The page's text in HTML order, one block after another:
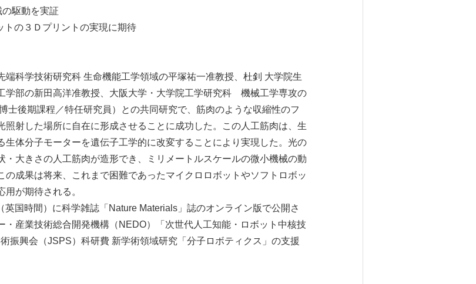
駆動を実証
トの３Ｄプリントの実現に期待
科学技術研究科 生命機能工学領域の平塚祐一准教授、杜釗 大学院生
学部の新田高洋准教授、大阪大学・大学院工学研究科 機械工学専攻の
士後期課程／特任研究員）との共同研究で、筋肉のような収縮性のフ
照射した場所に自在に形成させることに成功した。この人工筋肉は、生
生体分子モーターを遺伝子工学的に改変することにより実現した。光の
・大きさの人工筋肉が造形でき、ミリメートルスケールの微小機械の動
の成果は将来、これまで困難であったマイクロロボットやソフトロボッ
用が期待される。
国時間）に科学雑誌「Nature Materials」誌のオンライン版で公開さ
・産業技術総合開発機構（NEDO）「次世代人工知能・ロボット中核技
振興会（JSPS）科研費 新学術領域研究「分子ロボティクス」の支援